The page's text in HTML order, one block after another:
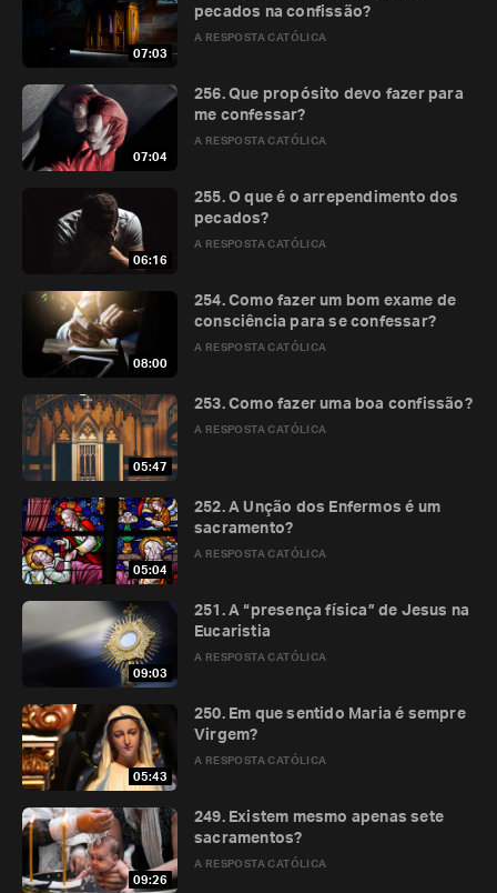
07:03
A RESPOSTA CATÓLICA
pecados na confissão?
07:04
A RESPOSTA CATÓLICA
256. Que propósito devo fazer para
me confessar?
06:16
A RESPOSTA CATÓLICA
255. O que é o arrependimento dos
pecados?
08:00
A RESPOSTA CATÓLICA
254. Como fazer um bom exame de
consciência para se confessar?
05:47
A RESPOSTA CATÓLICA
253. Como fazer uma boa confissão?
05:04
A RESPOSTA CATÓLICA
252. A Unção dos Enfermos é um
sacramento?
09:03
A RESPOSTA CATÓLICA
251. A “presença física” de Jesus na
Eucaristia
05:43
A RESPOSTA CATÓLICA
250. Em que sentido Maria é sempre
Virgem?
09:26
A RESPOSTA CATÓLICA
249. Existem mesmo apenas sete
sacramentos?